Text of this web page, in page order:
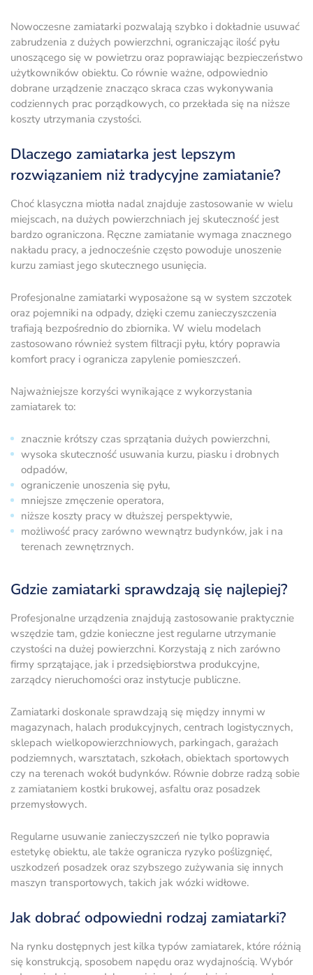
Nowoczesne zamiatarki pozwalają szybko i dokładnie usuwać
zabrudzenia z dużych powierzchni, ograniczając ilość pyłu
unoszącego się w powietrzu oraz poprawiając bezpieczeństwo
użytkowników obiektu. Co równie ważne, odpowiednio
dobrane urządzenie znacząco skraca czas wykonywania
codziennych prac porządkowych, co przekłada się na niższe
koszty utrzymania czystości.
Dlaczego zamiatarka jest lepszym
rozwiązaniem niż tradycyjne zamiatanie?
Choć klasyczna miotła nadal znajduje zastosowanie w wielu
miejscach, na dużych powierzchniach jej skuteczność jest
bardzo ograniczona. Ręczne zamiatanie wymaga znacznego
nakładu pracy, a jednocześnie często powoduje unoszenie
kurzu zamiast jego skutecznego usunięcia.
Profesjonalne zamiatarki wyposażone są w system szczotek
oraz pojemniki na odpady, dzięki czemu zanieczyszczenia
trafiają bezpośrednio do zbiornika. W wielu modelach
zastosowano również system filtracji pyłu, który poprawia
komfort pracy i ogranicza zapylenie pomieszczeń.
Najważniejsze korzyści wynikające z wykorzystania
zamiatarek to:
znacznie krótszy czas sprzątania dużych powierzchni,
wysoka skuteczność usuwania kurzu, piasku i drobnych
odpadów,
ograniczenie unoszenia się pyłu,
mniejsze zmęczenie operatora,
niższe koszty pracy w dłuższej perspektywie,
możliwość pracy zarówno wewnątrz budynków, jak i na
terenach zewnętrznych.
Gdzie zamiatarki sprawdzają się najlepiej?
Profesjonalne urządzenia znajdują zastosowanie praktycznie
wszędzie tam, gdzie konieczne jest regularne utrzymanie
czystości na dużej powierzchni. Korzystają z nich zarówno
firmy sprzątające, jak i przedsiębiorstwa produkcyjne,
zarządcy nieruchomości oraz instytucje publiczne.
Zamiatarki doskonale sprawdzają się między innymi w
magazynach, halach produkcyjnych, centrach logistycznych,
sklepach wielkopowierzchniowych, parkingach, garażach
podziemnych, warsztatach, szkołach, obiektach sportowych
czy na terenach wokół budynków. Równie dobrze radzą sobie
z zamiataniem kostki brukowej, asfaltu oraz posadzek
przemysłowych.
Regularne usuwanie zanieczyszczeń nie tylko poprawia
estetykę obiektu, ale także ogranicza ryzyko poślizgnięć,
uszkodzeń posadzek oraz szybszego zużywania się innych
maszyn transportowych, takich jak wózki widłowe.
Jak dobrać odpowiedni rodzaj zamiatarki?
Na rynku dostępnych jest kilka typów zamiatarek, które różnią
się konstrukcją, sposobem napędu oraz wydajnością. Wybór